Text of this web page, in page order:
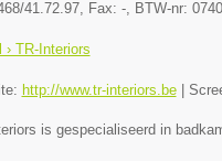
41.72.97, Fax: -, BTW-nr:
› TR-Interiors
http://www.tr-interiors.be|
is gespecialiseerd in